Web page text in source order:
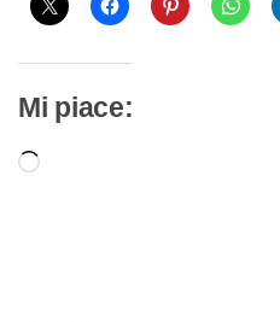
Mi piace:
Caricamento